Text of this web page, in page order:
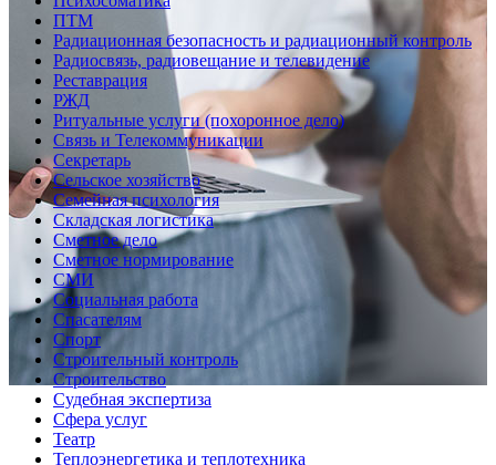
ПТМ
Радиационная безопасность и радиационный контроль
Радиосвязь, радиовещание и телевидение
Реставрация
РЖД
Ритуальные услуги (похоронное дело)
Связь и Телекоммуникации
Секретарь
Сельское хозяйство
Семейная психология
Складская логистика
Сметное дело
Сметное нормирование
СМИ
Социальная работа
Спасателям
Спорт
Строительный контроль
Строительство
Судебная экспертиза
Сфера услуг
Театр
Теплоэнергетика и теплотехника